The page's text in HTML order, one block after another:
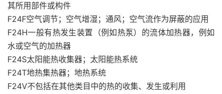
其所用部件或构件
F24F空气调节；空气增湿；通风；空气流作为屏蔽的应用
F24H一般有热发生装置（例如热泵）的流体加热器，例如
水或空气的加热器
F24S太阳能热收集器；太阳能热系统
F24T地热集热器；地热系统
F24V不包括在其他类目中的热的收集、发生或利用